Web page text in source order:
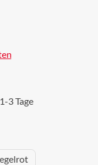
3 Tage